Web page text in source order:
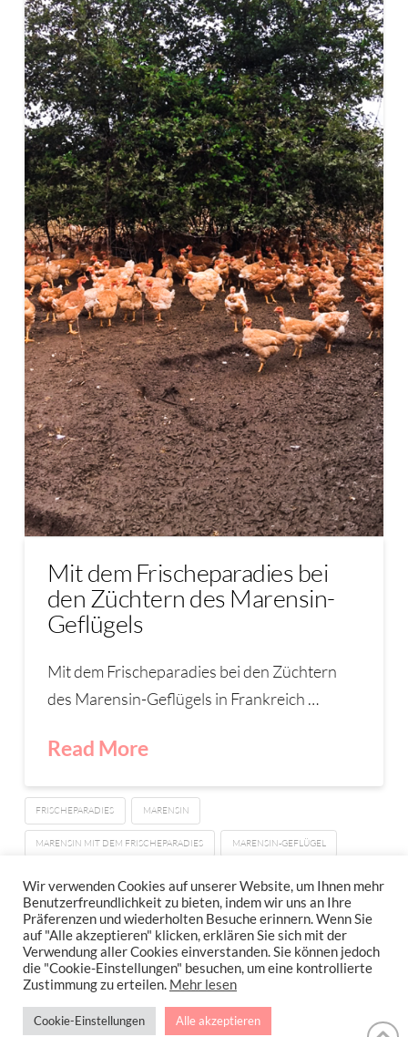
Mit dem Frischeparadies bei
den Züchtern des Marensin-
Geflügels
Mit dem Frischeparadies bei den Züchtern
des Marensin-Geflügels in Frankreich …
Read More
FRISCHEPARADIES MARENSIN
MARENSIN MIT DEM FRISCHEPARADIES MARENSIN-GEFLÜGEL
IMPRESSUM
DATENSCHUTZERKLÄRUNG
NEWSLETTER DATENSCHUTZRICHTLINIEN
Stressfrei Und Gesund Genießen Mit Petra Hola-Schneider! Low Carb,
Gesund Leben, Abnehmen, Zuckerfrei Backen, Reisen & Ausgehen Uvm.
Wir verwenden Cookies auf unserer Website, um Ihnen mehr
Benutzerfreundlichkeit zu bieten, indem wir uns an Ihre
Präferenzen und wiederholten Besuche erinnern. Wenn Sie
auf "Alle akzeptieren" klicken, erklären Sie sich mit der
Verwendung aller Cookies einverstanden. Sie können jedoch
die "Cookie-Einstellungen" besuchen, um eine kontrollierte
Zustimmung zu erteilen. Mehr lesen
Cookie-Einstellungen Alle akzeptieren